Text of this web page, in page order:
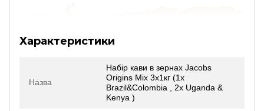
Характеристики
Назва
Набір кави в зернах Jacobs
Origins Mix 3х1кг (1x
Brazil&Colombia , 2x Uganda &
Kenya )